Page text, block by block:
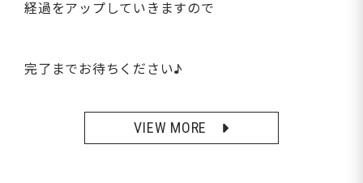
経過をアップしていきますので
完了までお待ちください♪
VIEW MORE